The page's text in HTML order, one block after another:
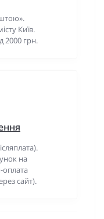
Київ.
2000 грн.
на
оплата
сайт).